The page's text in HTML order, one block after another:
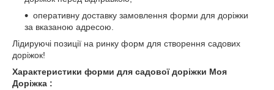
оперативну доставку замовлення форми для доріжки
за вказаною адресою.
Лідируючі позиції на ринку форм для створення садових
доріжок!
Характеристики форми для садової доріжки Моя
Доріжка :